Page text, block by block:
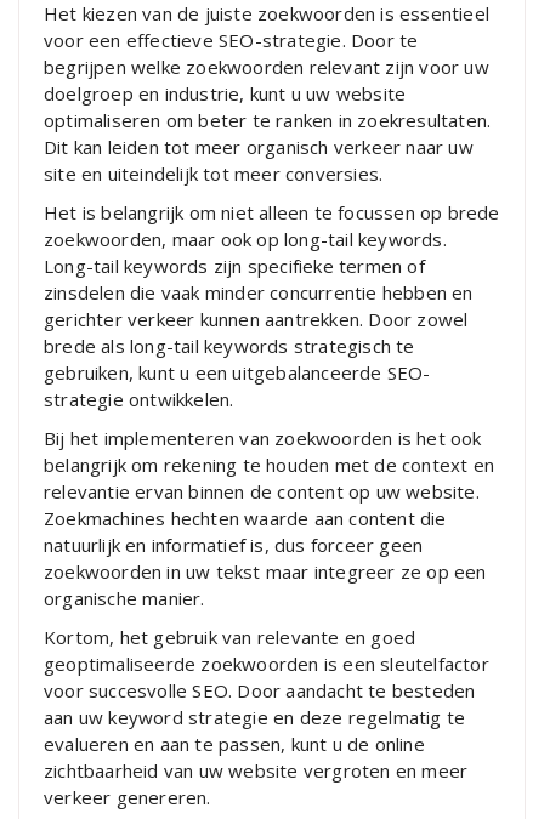
Het kiezen van de juiste zoekwoorden is essentieel
voor een effectieve SEO-strategie. Door te
begrijpen welke zoekwoorden relevant zijn voor uw
doelgroep en industrie, kunt u uw website
optimaliseren om beter te ranken in zoekresultaten.
Dit kan leiden tot meer organisch verkeer naar uw
site en uiteindelijk tot meer conversies.
Het is belangrijk om niet alleen te focussen op brede
zoekwoorden, maar ook op long-tail keywords.
Long-tail keywords zijn specifieke termen of
zinsdelen die vaak minder concurrentie hebben en
gerichter verkeer kunnen aantrekken. Door zowel
brede als long-tail keywords strategisch te
gebruiken, kunt u een uitgebalanceerde SEO-
strategie ontwikkelen.
Bij het implementeren van zoekwoorden is het ook
belangrijk om rekening te houden met de context en
relevantie ervan binnen de content op uw website.
Zoekmachines hechten waarde aan content die
natuurlijk en informatief is, dus forceer geen
zoekwoorden in uw tekst maar integreer ze op een
organische manier.
Kortom, het gebruik van relevante en goed
geoptimaliseerde zoekwoorden is een sleutelfactor
voor succesvolle SEO. Door aandacht te besteden
aan uw keyword strategie en deze regelmatig te
evalueren en aan te passen, kunt u de online
zichtbaarheid van uw website vergroten en meer
verkeer genereren.